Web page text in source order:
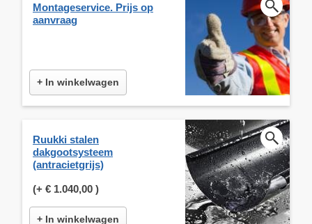
Montageservice. Prijs op
aanvraag
+ In winkelwagen
Ruukki stalen
dakgootsysteem
(antracietgrijs)
(+ € 1.040,00 )
+ In winkelwagen